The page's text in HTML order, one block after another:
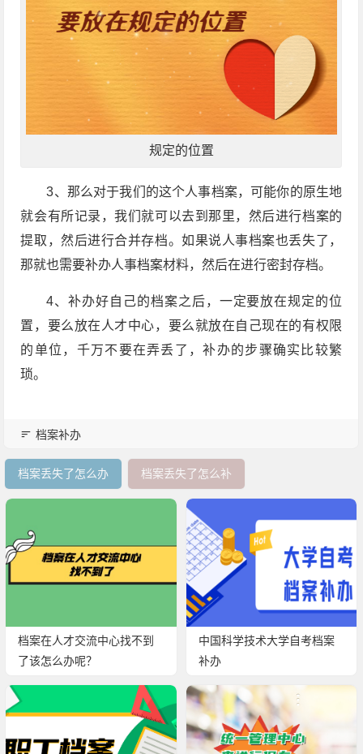
规定的位置
3、那么对于我们的这个人事档案，可能你的原生地
就会有所记录，我们就可以去到那里，然后进行档案的
提取，然后进行合并存档。如果说人事档案也丢失了，
那就也需要补办人事档案材料，然后在进行密封存档。
4、补办好自己的档案之后，一定要放在规定的位
置，要么放在人才中心，要么就放在自己现在的有权限
的单位，千万不要在弄丢了，补办的步骤确实比较繁
琐。
档案补办
档案丢失了怎么办 档案丢失了怎么补
档案在人才交流中心找不到
了该怎么办呢？
中国科学技术大学自考档案
补办